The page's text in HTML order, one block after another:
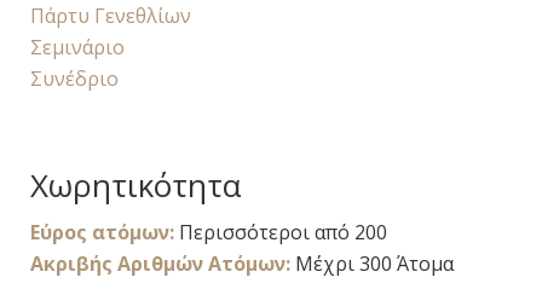
Πάρτυ Γενεθλίων
Σεμινάριο
Συνέδριο
Χωρητικότητα
Εύρος ατόμων: Περισσότεροι από 200
Ακριβής Αριθμών Ατόμων: Μέχρι 300 Άτομα